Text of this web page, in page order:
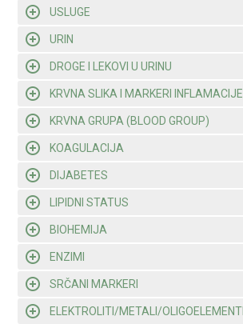
USLUGE
URIN
DROGE I LEKOVI U URINU
KRVNA SLIKA I MARKERI INFLAMACIJE
KRVNA GRUPA (BLOOD GROUP)
KOAGULACIJA
DIJABETES
LIPIDNI STATUS
BIOHEMIJA
ENZIMI
SRČANI MARKERI
ELEKTROLITI/METALI/OLIGOELEMENTI